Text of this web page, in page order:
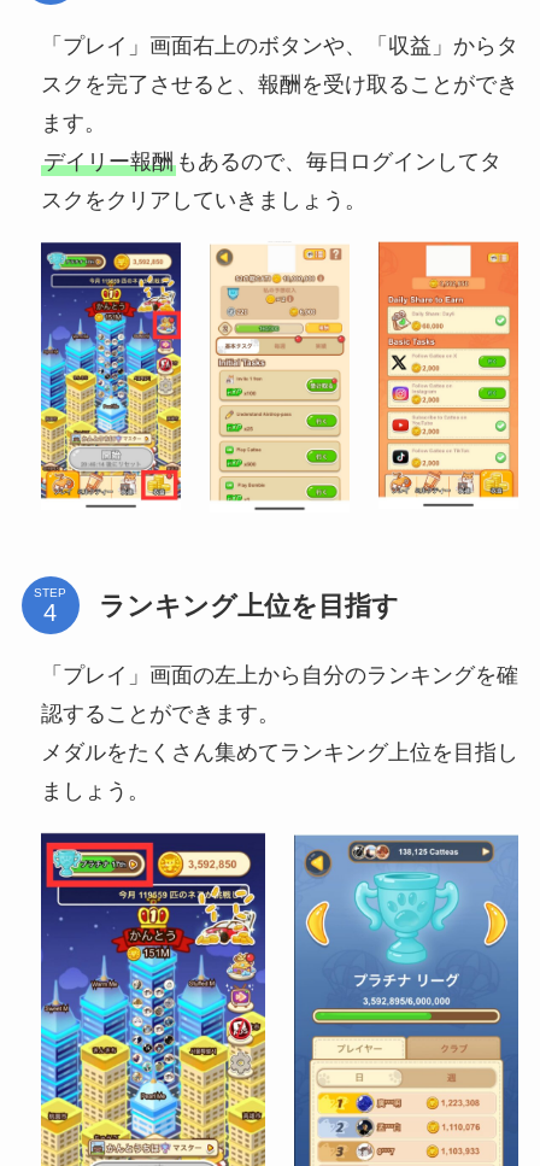
「プレイ」画面右上のボタンや、「収益」からタ
スクを完了させると、報酬を受け取ることができ
ます。
デイリー報酬もあるので、毎日ログインしてタ
スクをクリアしていきましょう。
STEP ランキング上位を目指す
「プレイ」画面の左上から自分のランキングを確
認することができます。
メダルをたくさん集めてランキング上位を目指し
ましょう。